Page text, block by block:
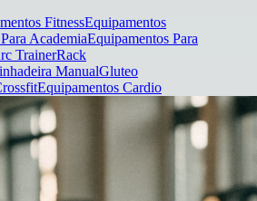
FitnessEquipamentos
AcademiaEquipamentos Para
TrainerRack
ManualGluteo
Equipamentos Cardio